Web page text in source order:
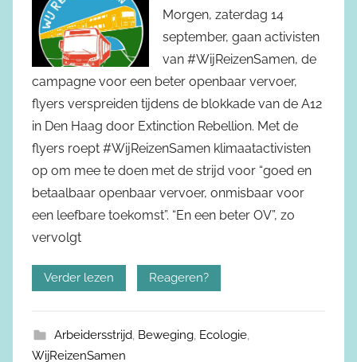
Morgen, zaterdag 14
september, gaan activisten
van #WijReizenSamen, de
campagne voor een beter openbaar vervoer,
flyers verspreiden tijdens de blokkade van de A12
in Den Haag door Extinction Rebellion. Met de
flyers roept #WijReizenSamen klimaatactivisten
op om mee te doen met de strijd voor “goed en
betaalbaar openbaar vervoer, onmisbaar voor
een leefbare toekomst”. “En een beter OV”, zo
vervolgt
Verder lezen Reageren?
Arbeidersstrijd, Beweging, Ecologie,
WijReizenSamen